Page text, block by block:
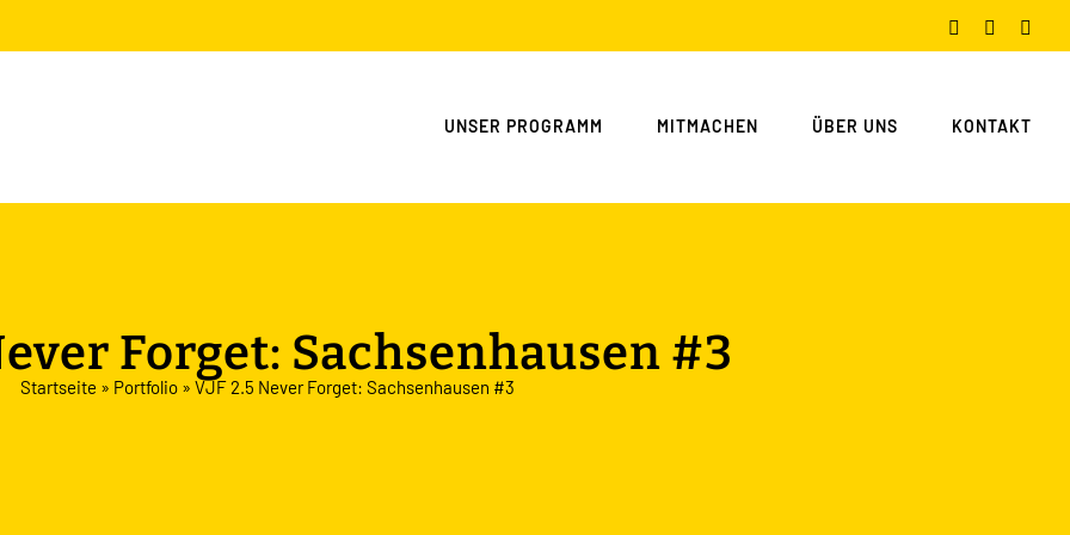
FacebookInstagram
UNSER PROGRAMM MITMACHEN ÜBER UNS KONTAKT
Forget: Sachsenhausen #3
Startseite » Portfolio » VJF 2.5 Never Forget: Sachsenhausen #3